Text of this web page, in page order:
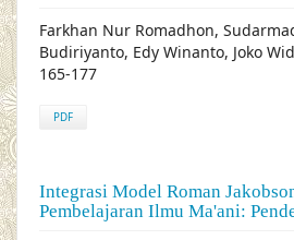
Farkhan Nur Romadhon,
Budiriyanto, Edy Winanto, Joko
165-177
PDF
Integrasi Model Roman
Pembelajaran Ilmu Ma'ani: